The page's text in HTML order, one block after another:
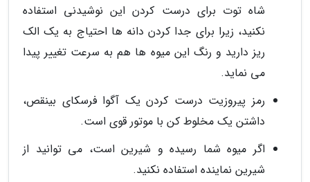
شاه توت برای درست کردن این نوشیدنی استفاده
نکنید، زیرا برای جدا کردن دانه ها احتیاج به یک الک
ریز دارید و رنگ این میوه ها هم به سرعت تغییر پیدا
می نماید.
رمز پیروزیت درست کردن یک آگوا فرسکای بینقص،
داشتن یک مخلوط کن با موتور قوی است.
اگر میوه شما رسیده و شیرین است، می توانید از
شیرین نماینده استفاده نکنید.